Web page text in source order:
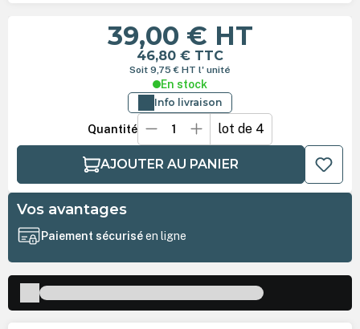
39,00 € HT
46,80 € TTC
Soit 9,75 € HT l' unité
En stock
Info livraison
Quantité lot de 4
AJOUTER AU PANIER
Vos avantages
Paiement sécuriséen ligne